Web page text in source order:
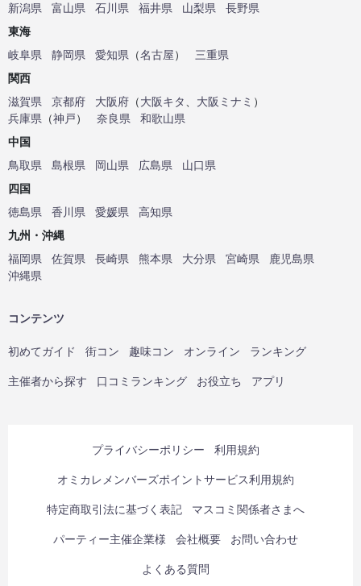
新潟県
富山県 石川県 福井県 山梨県
長野県
東海
岐阜県
静岡県 愛知県 （名古屋）
三重県
関西
滋賀県
京都府 大阪府 （大阪キタ 大阪ミナミ ）
兵庫県 （神戸） 奈良県
和歌山県
中国
鳥取県
島根県 岡山県 広島県
山口県
四国
徳島県
香川県 愛媛県
高知県
九州・沖縄
福岡県
佐賀県 長崎県 熊本県 大分県 宮崎県
鹿児島県
沖縄県
コンテンツ
初めてガイド 街コン 趣味コン オンライン ランキング
主催者から探す 口コミランキング お役立ち アプリ
プライバシーポリシー 利用規約
オミカレメンバーズポイントサービス利用規約
特定商取引法に基づく表記 マスコミ関係者さまへ
パーティー主催企業様 会社概要 お問い合わせ
よくある質問